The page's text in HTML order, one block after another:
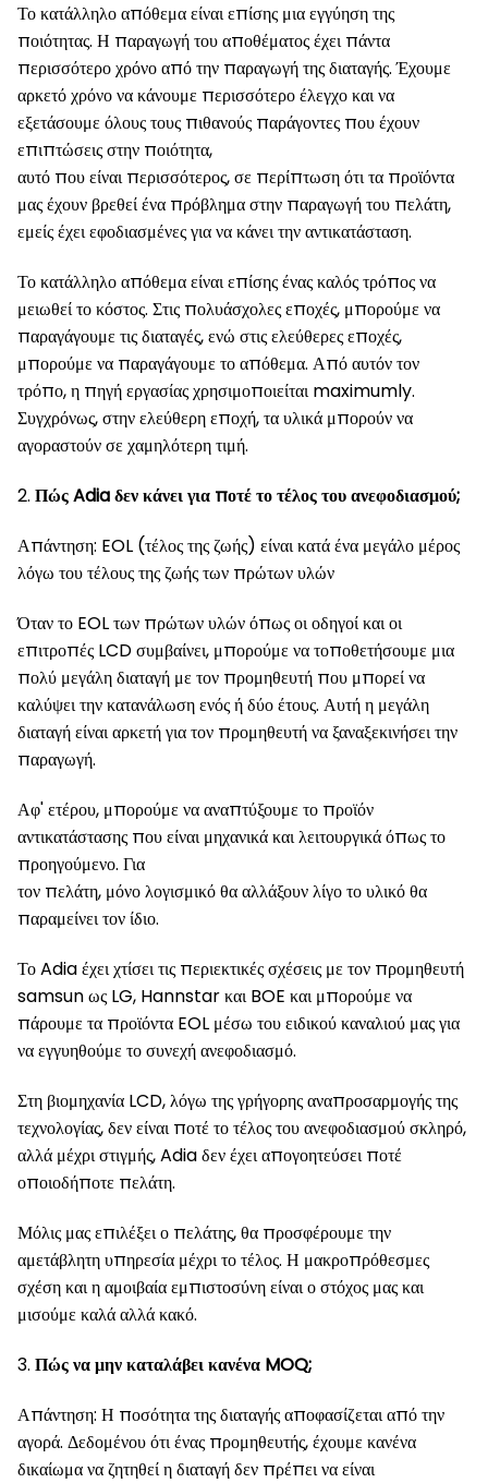
Το κατάλληλο απόθεμα είναι επίσης μια εγγύηση της
ποιότητας. Η παραγωγή του αποθέματος έχει πάντα
περισσότερο χρόνο από την παραγωγή της διαταγής. Έχουμε
αρκετό χρόνο να κάνουμε περισσότερο έλεγχο και να
εξετάσουμε όλους τους πιθανούς παράγοντες που έχουν
επιπτώσεις στην ποιότητα,
αυτό που είναι περισσότερος, σε περίπτωση ότι τα προϊόντα
μας έχουν βρεθεί ένα πρόβλημα στην παραγωγή του πελάτη,
εμείς έχει εφοδιασμένες για να κάνει την αντικατάσταση.
Το κατάλληλο απόθεμα είναι επίσης ένας καλός τρόπος να
μειωθεί το κόστος. Στις πολυάσχολες εποχές, μπορούμε να
παραγάγουμε τις διαταγές, ενώ στις ελεύθερες εποχές,
μπορούμε να παραγάγουμε το απόθεμα. Από αυτόν τον
τρόπο, η πηγή εργασίας χρησιμοποιείται maximumly.
Συγχρόνως, στην ελεύθερη εποχή, τα υλικά μπορούν να
αγοραστούν σε χαμηλότερη τιμή.
2. Πώς Adia δεν κάνει για ποτέ το τέλος του ανεφοδιασμού;
Απάντηση: EOL (τέλος της ζωής) είναι κατά ένα μεγάλο μέρος
λόγω του τέλους της ζωής των πρώτων υλών
Όταν το EOL των πρώτων υλών όπως οι οδηγοί και οι
επιτροπές LCD συμβαίνει, μπορούμε να τοποθετήσουμε μια
πολύ μεγάλη διαταγή με τον προμηθευτή που μπορεί να
καλύψει την κατανάλωση ενός ή δύο έτους. Αυτή η μεγάλη
διαταγή είναι αρκετή για τον προμηθευτή να ξαναξεκινήσει την
παραγωγή.
Αφ' ετέρου, μπορούμε να αναπτύξουμε το προϊόν
αντικατάστασης που είναι μηχανικά και λειτουργικά όπως το
προηγούμενο. Για
τον πελάτη, μόνο λογισμικό θα αλλάξουν λίγο το υλικό θα
παραμείνει τον ίδιο.
Το Adia έχει χτίσει τις περιεκτικές σχέσεις με τον προμηθευτή
samsun ως LG, Hannstar και BOE και μπορούμε να
πάρουμε τα προϊόντα EOL μέσω του ειδικού καναλιού μας για
να εγγυηθούμε το συνεχή ανεφοδιασμό.
Στη βιομηχανία LCD, λόγω της γρήγορης αναπροσαρμογής της
τεχνολογίας, δεν είναι ποτέ το τέλος του ανεφοδιασμού σκληρό,
αλλά μέχρι στιγμής, Adia δεν έχει απογοητεύσει ποτέ
οποιοδήποτε πελάτη.
Μόλις μας επιλέξει ο πελάτης, θα προσφέρουμε την
αμετάβλητη υπηρεσία μέχρι το τέλος. Η μακροπρόθεσμες
σχέση και η αμοιβαία εμπιστοσύνη είναι ο στόχος μας και
μισούμε καλά αλλά κακό.
3. Πώς να μην καταλάβει κανένα MOQ;
Απάντηση: Η ποσότητα της διαταγής αποφασίζεται από την
αγορά. Δεδομένου ότι ένας προμηθευτής, έχουμε κανένα
δικαίωμα να ζητηθεί η διαταγή δεν πρέπει να είναι